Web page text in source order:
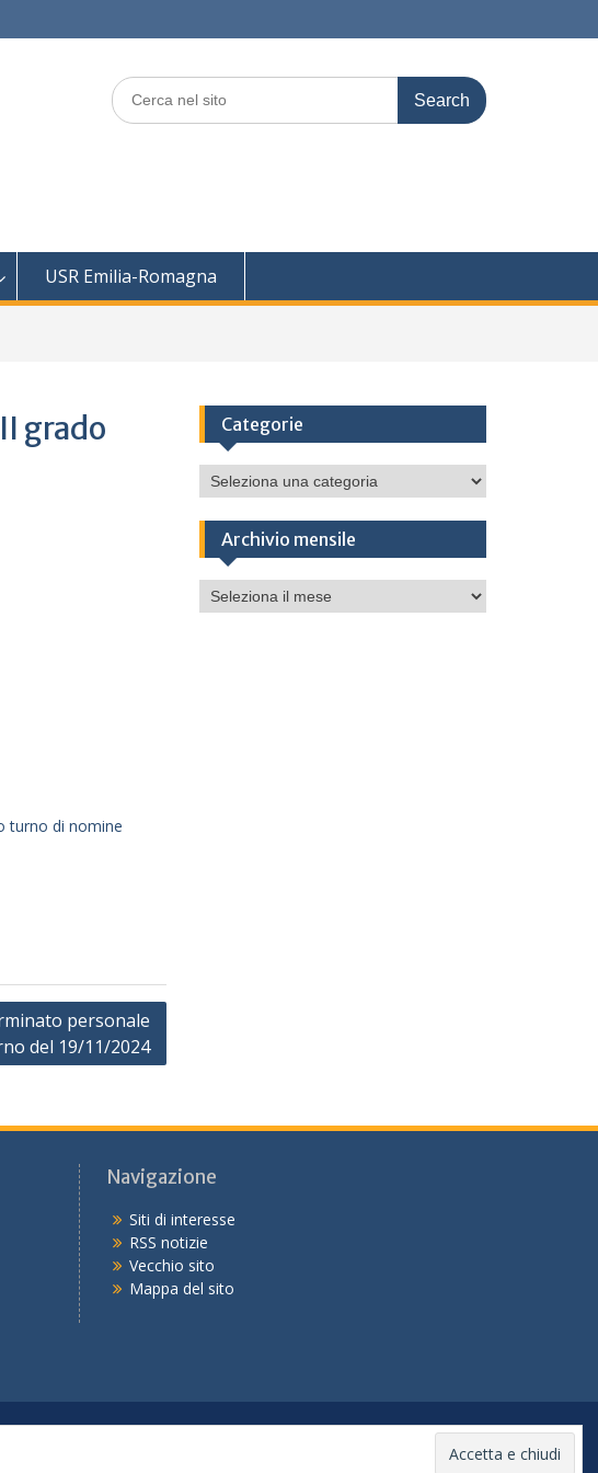
Search
for:
USR Emilia-Romagna
grado
turno di nomine
personale
del 19/11/2024
Categorie
Categorie
Archivio mensile
Archivio
mensile
Navigazione
Siti di interesse
RSS notizie
Vecchio sito
Mappa del sito